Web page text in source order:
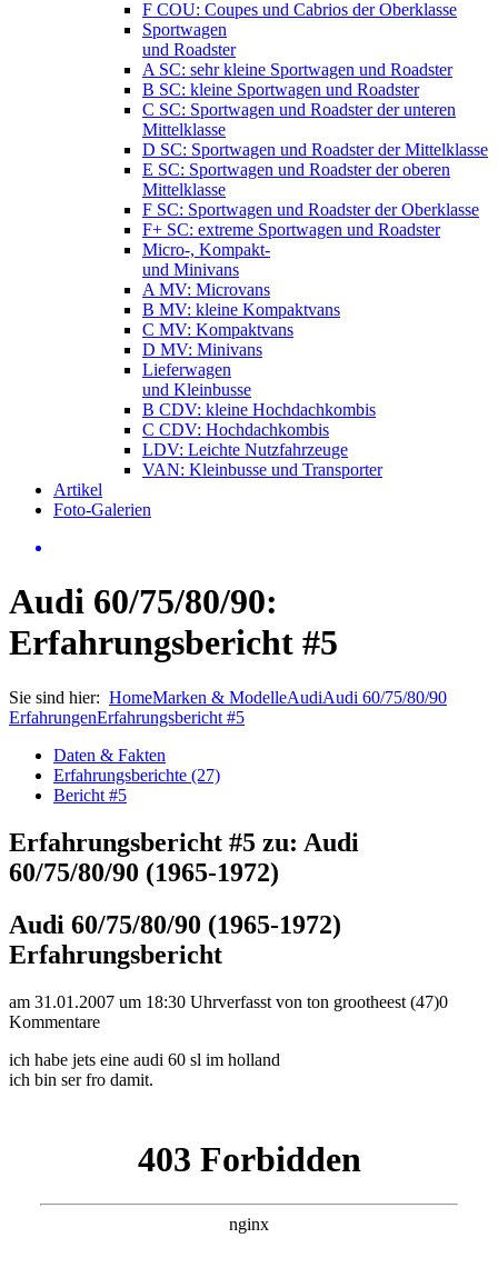
F COU: Coupes und Cabrios der Oberklasse
Sportwagen
und Roadster
A SC: sehr kleine Sportwagen und Roadster
B SC: kleine Sportwagen und Roadster
C SC: Sportwagen und Roadster der unteren
Mittelklasse
D SC: Sportwagen und Roadster der Mittelklasse
E SC: Sportwagen und Roadster der oberen
Mittelklasse
F SC: Sportwagen und Roadster der Oberklasse
F+ SC: extreme Sportwagen und Roadster
Micro-, Kompakt-
und Minivans
A MV: Microvans
B MV: kleine Kompaktvans
C MV: Kompaktvans
D MV: Minivans
Lieferwagen
und Kleinbusse
B CDV: kleine Hochdachkombis
C CDV: Hochdachkombis
LDV: Leichte Nutzfahrzeuge
VAN: Kleinbusse und Transporter
Artikel
Foto-Galerien
Audi 60/75/80/90:
Erfahrungsbericht #5
Sie sind hier: HomeMarken & ModelleAudiAudi 60/75/80/90
ErfahrungenErfahrungsbericht #5
Daten & Fakten
Erfahrungsberichte (27)
Bericht #5
Erfahrungsbericht #5 zu: Audi
60/75/80/90 (1965-1972)
Audi 60/75/80/90 (1965-1972)
Erfahrungsbericht
am 31.01.2007 um 18:30 Uhrverfasst von ton grootheest (47)0
Kommentare
ich habe jets eine audi 60 sl im holland
ich bin ser fro damit.